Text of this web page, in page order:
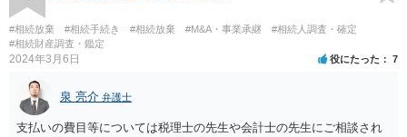
#相続放棄 #相続手続き #相続放棄 #M&A・事業承継
#相続人調査・確定
#相続財産調査・鑑定
2024年3月6日 役にたった 7
泉 亮介 弁護士
支払いの費目等については税理士の先生や会計士の先生にご相談され